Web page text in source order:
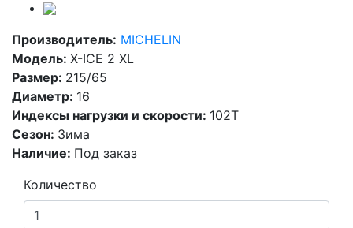
Производитель: MICHELIN
Модель: X-ICE 2 XL
Размер: 215/65
Диаметр: 16
Индексы нагрузки и скорости: 102T
Сезон: Зима
Наличие: Под заказ
Количество